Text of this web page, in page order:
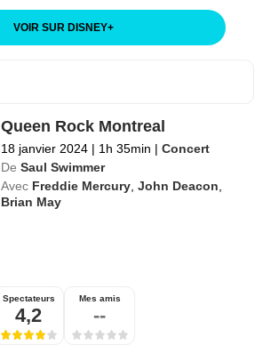
VOIR SUR DISNEY+
Queen Rock Montreal
18 janvier 2024 | 1h 35min | Concert
De Saul Swimmer
Avec Freddie Mercury ,John Deacon
Brian May
Spectateurs
4,2
Mes amis
--